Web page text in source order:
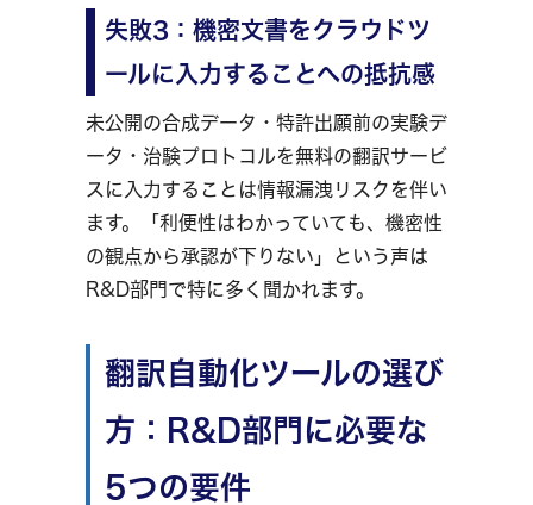
失敗3：機密文書をクラウドツ
ールに入力することへの抵抗感
未公開の合成データ・特許出願前の実験デ
ータ・治験プロトコルを無料の翻訳サービ
スに入力することは情報漏洩リスクを伴い
ます。「利便性はわかっていても、機密性
の観点から承認が下りない」という声は
R&D部門で特に多く聞かれます。
翻訳自動化ツールの選び
方：R&D部門に必要な
5つの要件